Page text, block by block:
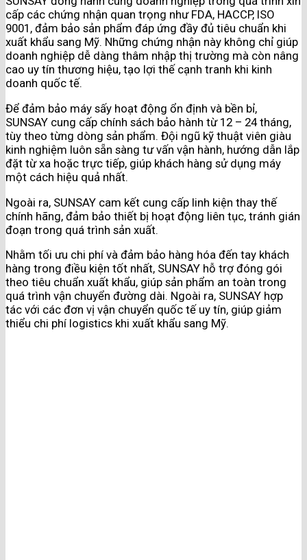
cấp các chứng nhận quan trọng như FDA, HACCP, ISO
9001, đảm bảo sản phẩm đáp ứng đầy đủ tiêu chuẩn khi
xuất khẩu sang Mỹ. Những chứng nhận này không chỉ giúp
doanh nghiệp dễ dàng thâm nhập thị trường mà còn nâng
cao uy tín thương hiệu, tạo lợi thế cạnh tranh khi kinh
doanh quốc tế.
Để đảm bảo máy sấy hoạt động ổn định và bền bỉ,
SUNSAY cung cấp chính sách bảo hành từ 12 – 24 tháng,
tùy theo từng dòng sản phẩm. Đội ngũ kỹ thuật viên giàu
kinh nghiệm luôn sẵn sàng tư vấn vận hành, hướng dẫn lắp
đặt từ xa hoặc trực tiếp, giúp khách hàng sử dụng máy
một cách hiệu quả nhất.
Ngoài ra, SUNSAY cam kết cung cấp linh kiện thay thế
chính hãng, đảm bảo thiết bị hoạt động liên tục, tránh gián
đoạn trong quá trình sản xuất.
Nhằm tối ưu chi phí và đảm bảo hàng hóa đến tay khách
hàng trong điều kiện tốt nhất, SUNSAY hỗ trợ đóng gói
theo tiêu chuẩn xuất khẩu, giúp sản phẩm an toàn trong
quá trình vận chuyển đường dài. Ngoài ra, SUNSAY hợp
tác với các đơn vị vận chuyển quốc tế uy tín, giúp giảm
thiểu chi phí logistics khi xuất khẩu sang Mỹ.